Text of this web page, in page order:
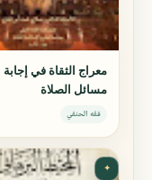
معراج الثقاة في إجابة
مسائل الصلاة
فقه الحنفي
✦